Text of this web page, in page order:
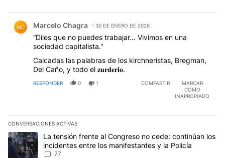
MC Marcelo Chagra 30 DE ENERO DE 2026
“Diles que no puedes trabajar... Vivimos en una
sociedad capitalista."
Calcadas las palabras de los kirchneristas, Bregman,
Del Caño, y todo el 𝐳𝐮𝐫𝐝𝐞𝐫𝐢́𝐨.
RESPONDER 0 1 COMPARTIR
MARCAR
COMO
INAPROPIADO
CONVERSACIONES ACTIVAS
Este listado muestra los artículos con más comentarios en los
Un artículo de tendencia con el título "La tensión frente al
La tensión frente al Congreso no cede: continúan los
incidentes entre los manifestantes y la Policía
77